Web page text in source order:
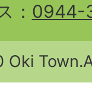
： 0944-